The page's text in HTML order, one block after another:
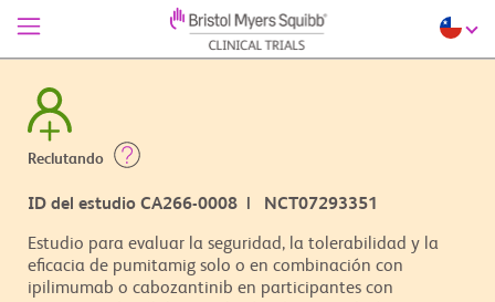
Reclutando
ID del estudio CA266-0008 | NCT07293351
Estudio para evaluar la seguridad, la tolerabilidad y la
eficacia de pumitamig solo o en combinación con
ipilimumab o cabozantinib en participantes con